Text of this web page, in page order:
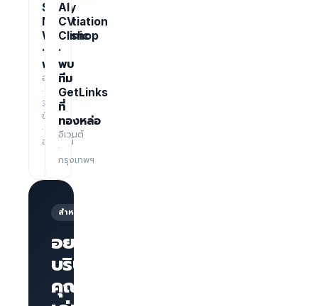
Salary
Negotiation
Workshop
·
ฟรี
อบรม
·
3
ชั่วโมง
·
ออนไลน์
AI
CV
Clinic
·
พบ
ทีม
GetLinks
ที่
ทองหล่อ
อีเวนต์
·
กรุงเทพฯ
สำหรับนายจ้าง
อยากให้
บริษัทของ
คุณโดด